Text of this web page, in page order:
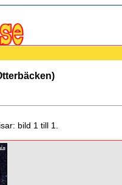
bild 1 till 1.